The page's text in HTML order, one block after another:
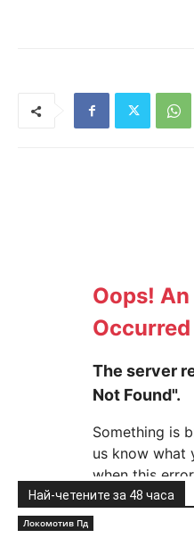
Най-четените за 48 часа
Локомотив Пд